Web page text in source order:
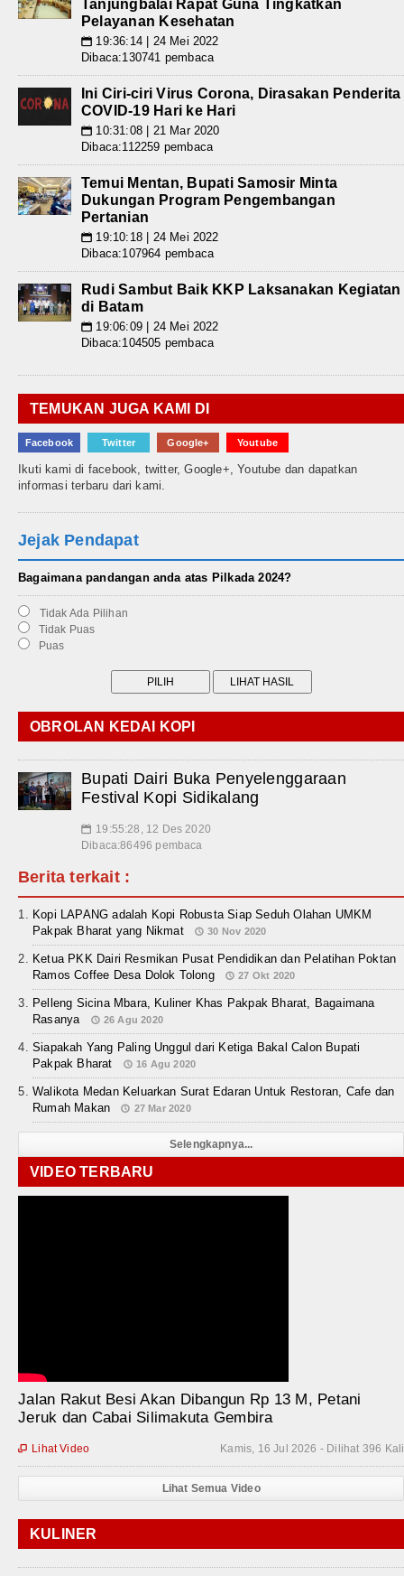
Tanjungbalai Rapat Guna Tingkatkan
Pelayanan Kesehatan
📅 19:36:14 | 24 Mei 2022
Dibaca:130741 pembaca
Ini Ciri-ciri Virus Corona, Dirasakan Penderita
COVID-19 Hari ke Hari
📅 10:31:08 | 21 Mar 2020
Dibaca:112259 pembaca
Temui Mentan, Bupati Samosir Minta
Dukungan Program Pengembangan
Pertanian
📅 19:10:18 | 24 Mei 2022
Dibaca:107964 pembaca
Rudi Sambut Baik KKP Laksanakan Kegiatan
di Batam
📅 19:06:09 | 24 Mei 2022
Dibaca:104505 pembaca
TEMUKAN JUGA KAMI DI
Facebook Twitter Google+ Youtube
Ikuti kami di facebook, twitter, Google+, Youtube dan dapatkan
informasi terbaru dari kami.
Jejak Pendapat
Bagaimana pandangan anda atas Pilkada 2024?
Tidak Ada Pilihan
Tidak Puas
Puas
OBROLAN KEDAI KOPI
Bupati Dairi Buka Penyelenggaraan
Festival Kopi Sidikalang
📅 19:55:28, 12 Des 2020
Dibaca:86496 pembaca
Berita terkait :
Kopi LAPANG adalah Kopi Robusta Siap Seduh Olahan UMKM
Pakpak Bharat yang Nikmat
30 Nov 2020
Ketua PKK Dairi Resmikan Pusat Pendidikan dan Pelatihan Poktan
Ramos Coffee Desa Dolok Tolong
27 Okt 2020
Pelleng Sicina Mbara, Kuliner Khas Pakpak Bharat, Bagaimana
Rasanya
26 Agu 2020
Siapakah Yang Paling Unggul dari Ketiga Bakal Calon Bupati
Pakpak Bharat
16 Agu 2020
Walikota Medan Keluarkan Surat Edaran Untuk Restoran, Cafe dan
Rumah Makan
27 Mar 2020
Selengkapnya...
VIDEO TERBARU
Jalan Rakut Besi Akan Dibangun Rp 13 M, Petani
Jeruk dan Cabai Silimakuta Gembira
Kamis, 16 Jul 2026 - Dilihat 396 Kali
 Lihat Video
Lihat Semua Video
KULINER